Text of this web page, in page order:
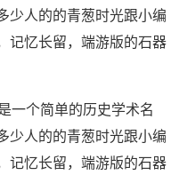
少人的的青葱时光跟小编
记忆长留，端游版的石器
个简单的历史学术名
少人的的青葱时光跟小编
记忆长留，端游版的石器